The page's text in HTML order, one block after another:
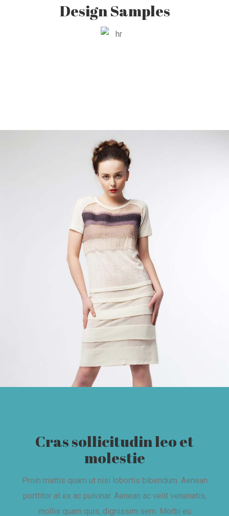
Design Samples
Cras sollicitudin leo et
molestie
Proin mattis quam ut nisi lobortis bibendum. Aenean
porttitor at ex ac pulvinar. Aenean ac velit venenatis,
mollis quam quis, dignissim sem. Morbi eu